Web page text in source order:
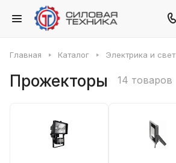
Главная Каталог Электрика и свет
Прожекторы 14 товаров